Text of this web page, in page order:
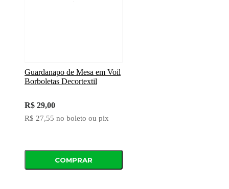
Guardanapo de Mesa em Voil
Borboletas Decortextil
R$ 29,00
R$ 27,55 no boleto ou pix
COMPRAR